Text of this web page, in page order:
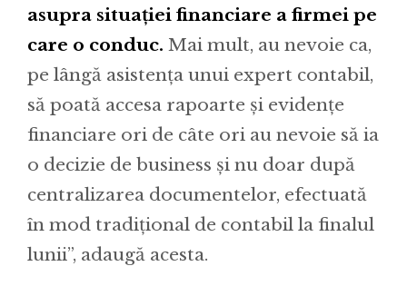
asupra situației financiare a firmei pe
care o conduc. Mai mult, au nevoie ca,
pe lângă asistența unui expert contabil,
să poată accesa rapoarte și evidențe
financiare ori de câte ori au nevoie să ia
o decizie de business și nu doar după
centralizarea documentelor, efectuată
în mod tradițional de contabil la finalul
lunii”, adaugă acesta.